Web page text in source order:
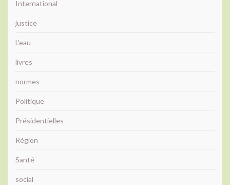
International
justice
L'eau
livres
normes
Politique
Présidentielles
Région
Santé
social